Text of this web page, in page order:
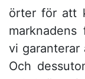
örter för att
marknadens
vi garanterar
Och